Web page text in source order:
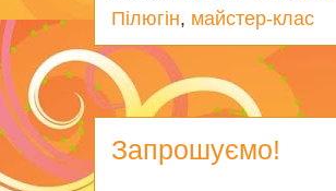
Пілюгін, майстер-клас
Запрошуємо!